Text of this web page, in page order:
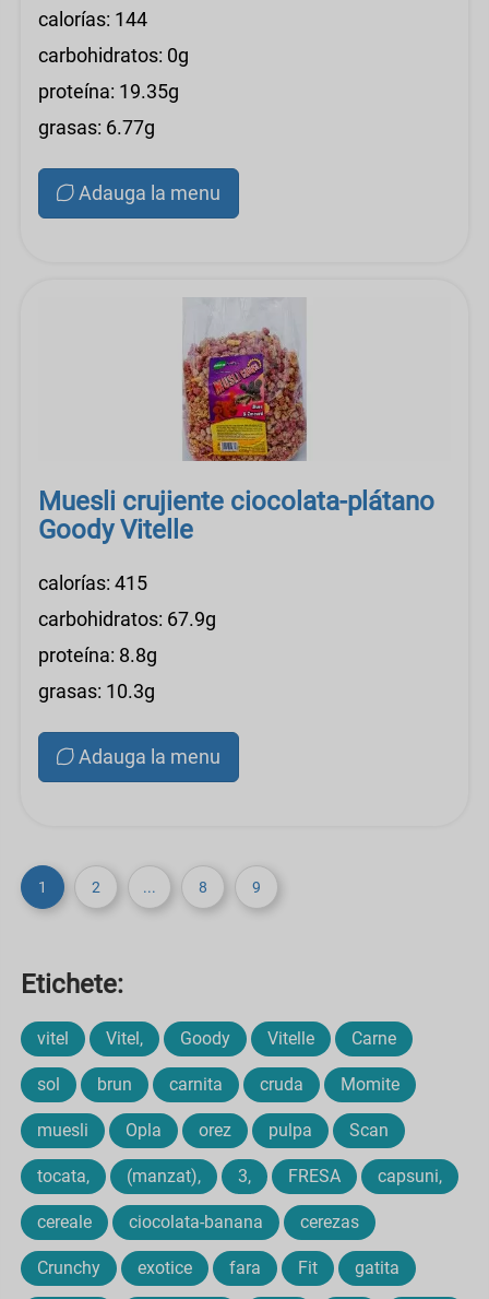
calorías: 144
carbohidratos: 0g
proteína: 19.35g
grasas: 6.77g
Adauga la menu
Muesli crujiente ciocolata-plátano
Goody Vitelle
calorías: 415
carbohidratos: 67.9g
proteína: 8.8g
grasas: 10.3g
Adauga la menu
1 2 ... 8 9
Etichete:
vitel Vitel, Goody Vitelle Carne
sol brun carnita cruda Momite
muesli Opla orez pulpa Scan
tocata, (manzat), 3, FRESA capsuni,
cereale ciocolata-banana cerezas
Crunchy exotice fara Fit gatita